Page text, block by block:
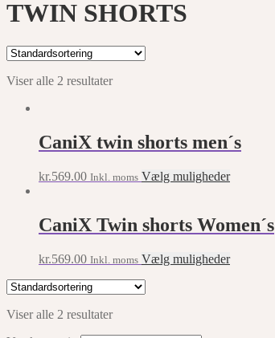
TWIN SHORTS
Viser alle 2 resultater
CaniX twin shorts men´s
kr.569.00 Inkl. moms Vælg mulighederThis
multiple
variants.
options
CaniX Twin shorts Women´s
kr.569.00 Inkl. moms Vælg mulighederThis
Viser alle 2 resultater